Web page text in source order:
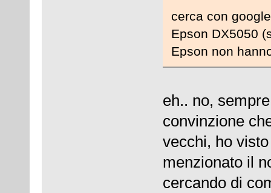
cerca con
Epson DX5050
Epson non
eh.. no,
convinzione
vecchi, ho
menzionato il
cercando di